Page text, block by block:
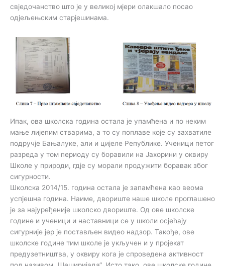
свједочанство што је у великој мјери олакшало посао
одјељењским старјешинама.
Ипак, ова школска година остала је упамћена и по неким
мање лијепим стварима, а то су поплаве које су захватиле
подручје Бањалуке, али и цијеле Републике. Ученици петог
разреда у том периоду су боравили на Јахорини у оквиру
Школе у природи, гдје су морали продужити боравак због
сигурности.
Школска 2014/15. година остала је запамћена као веома
успјешна година. Наиме, двориште наше школе проглашено
је за најуређеније школско двориште. Од ове школске
године и ученици и наставници се у школи осјећају
сигурније јер је постављен видео надзор. Такође, ове
школске године тим школе је укључен и у пројекат
предузетништва, у оквиру кога је спроведена активност